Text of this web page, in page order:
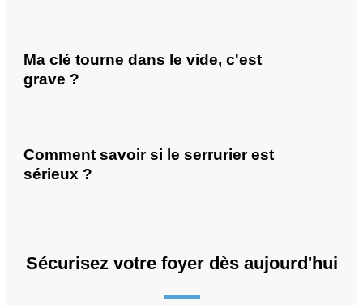
Ma clé tourne dans le vide, c'est
grave ?
Comment savoir si le serrurier est
sérieux ?
Sécurisez votre foyer dès aujourd'hui